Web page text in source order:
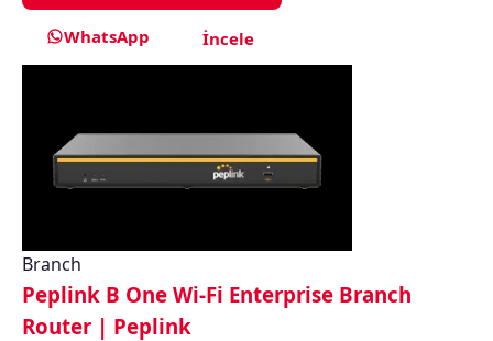
WhatsApp İncele
Branch
Peplink B One Wi-Fi Enterprise Branch
Router | Peplink